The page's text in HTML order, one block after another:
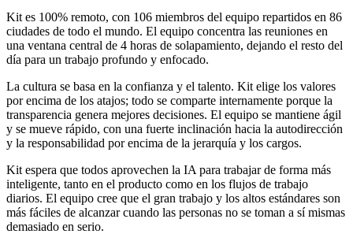
Kit es 100% remoto, con 106 miembros del equipo repartidos en 86
ciudades de todo el mundo. El equipo concentra las reuniones en
una ventana central de 4 horas de solapamiento, dejando el resto del
día para un trabajo profundo y enfocado.
La cultura se basa en la confianza y el talento. Kit elige los valores
por encima de los atajos; todo se comparte internamente porque la
transparencia genera mejores decisiones. El equipo se mantiene ágil
y se mueve rápido, con una fuerte inclinación hacia la autodirección
y la responsabilidad por encima de la jerarquía y los cargos.
Kit espera que todos aprovechen la IA para trabajar de forma más
inteligente, tanto en el producto como en los flujos de trabajo
diarios. El equipo cree que el gran trabajo y los altos estándares son
más fáciles de alcanzar cuando las personas no se toman a sí mismas
demasiado en serio.